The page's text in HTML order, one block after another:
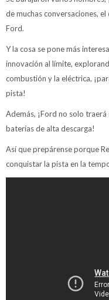
de muchas conversaciones,
Ford.
Y la cosa se pone más
innovación al límite,
combustión y la eléctrica,
pista!
Además, ¡Ford no solo
baterías de alta descarga!
Así que prepárense porque
conquistar la pista en la